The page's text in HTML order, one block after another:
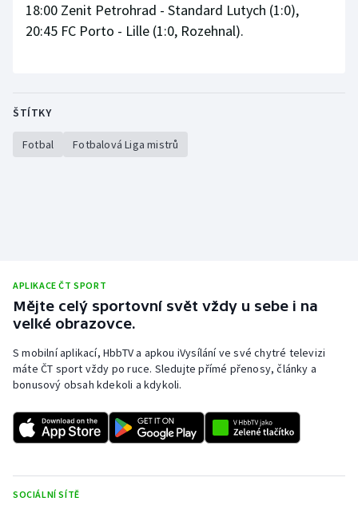
Short track
Triatlon
Ostatní
18:00 Zenit Petrohrad - Standard Lutych (1:0),
20:45 FC Porto - Lille (1:0, Rozehnal).
ŠTÍTKY
Fotbal Fotbalová Liga mistrů
APLIKACE ČT SPORT
Mějte celý sportovní svět vždy u sebe i na
velké obrazovce.
S mobilní aplikací, HbbTV a apkou iVysílání ve své chytré televizi
máte ČT sport vždy po ruce. Sledujte přímé přenosy, články a
bonusový obsah kdekoli a kdykoli.
SOCIÁLNÍ SÍTĚ